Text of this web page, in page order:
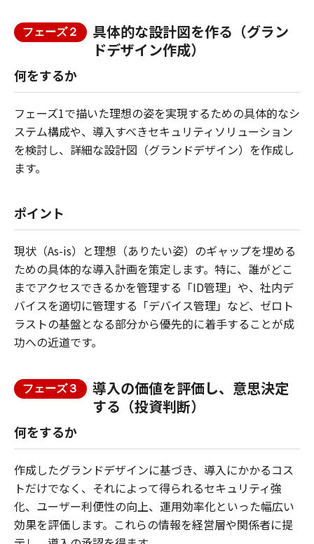
フェーズ２
具体的な設計図を作る（グラン
ドデザイン作成）
何をするか
フェーズ1で描いた理想の姿を実現するための具体的なシ
ステム構成や、導入すべきセキュリティソリューション
を検討し、詳細な設計図（グランドデザイン）を作成し
ます。
ポイント
現状（As-is）と理想（ありたい姿）のギャップを埋める
ための具体的な導入計画を策定します。特に、誰がどこ
までアクセスできるかを管理する「ID管理」や、社内デ
バイスを適切に管理する「デバイス管理」など、ゼロト
ラストの基盤となる部分から優先的に着手することが成
功への近道です。
フェーズ３
導入の価値を評価し、意思決定
する（投資判断）
何をするか
作成したグランドデザインに基づき、導入にかかるコス
トだけでなく、それによって得られるセキュリティ強
化、ユーザー利便性の向上、運用効率化といった幅広い
効果を評価します。これらの情報を経営層や関係者に提